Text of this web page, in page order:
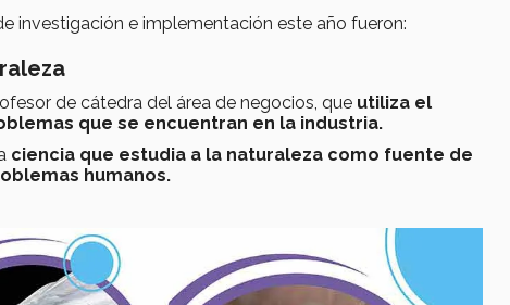
investigación e implementación este año fueron:
de cátedra del área de negocios, que utiliza el
que se encuentran en la industria.
ciencia que estudia a la naturaleza como fuente de
humanos.